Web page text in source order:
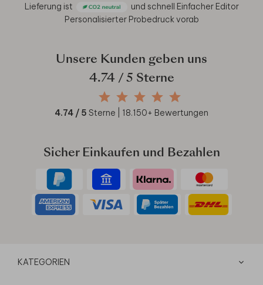
Lieferung ist und schnell Einfacher Editor
Personalisierter Probedruck vorab
Unsere Kunden geben uns
4.74/ 5 Sterne
4.74 / 5 Sterne | 18.150+ Bewertungen
Sicher Einkaufen und Bezahlen
KATEGORIEN